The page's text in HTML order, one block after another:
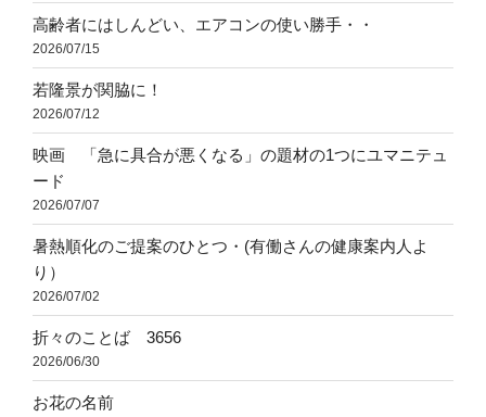
高齢者にはしんどい、エアコンの使い勝手・・
2026/07/15
若隆景が関脇に！
2026/07/12
映画 「急に具合が悪くなる」の題材の1つにユマニテュ
ード
2026/07/07
暑熱順化のご提案のひとつ・(有働さんの健康案内人よ
り）
2026/07/02
折々のことば 3656
2026/06/30
お花の名前